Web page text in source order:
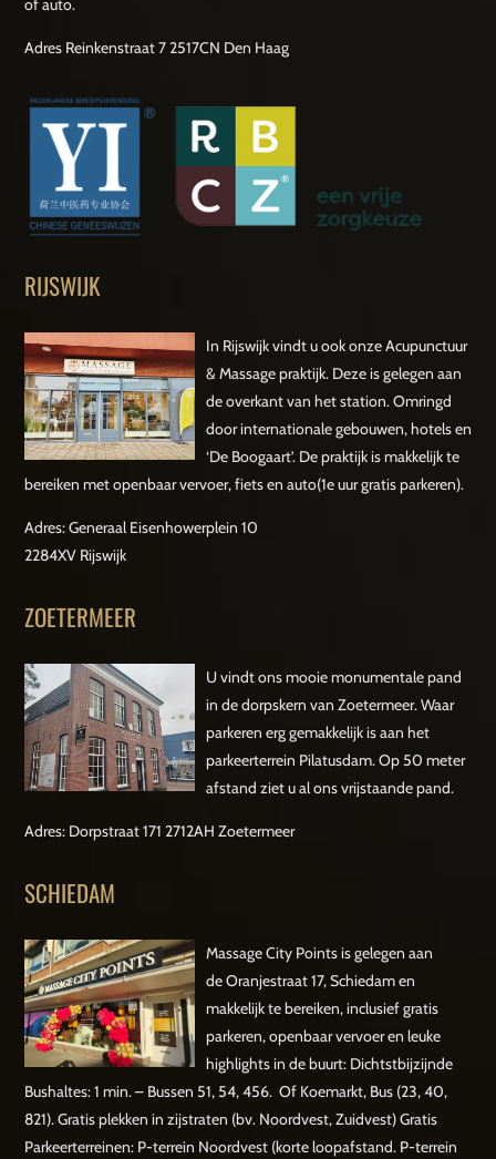
of auto.
Adres Reinkenstraat 7 2517CN Den Haag
RIJSWIJK
In Rijswijk vindt u ook onze Acupunctuur
& Massage praktijk. Deze is gelegen aan
de overkant van het station. Omringd
door internationale gebouwen, hotels en
‘De Boogaart’. De praktijk is makkelijk te
bereiken met openbaar vervoer, fiets en auto(1e uur gratis parkeren).
Adres: Generaal Eisenhowerplein 10
2284XV Rijswijk
ZOETERMEER
U vindt ons mooie monumentale pand
in de dorpskern van Zoetermeer. Waar
parkeren erg gemakkelijk is aan het
parkeerterrein Pilatusdam. Op 50 meter
afstand ziet u al ons vrijstaande pand.
Adres: Dorpstraat 171 2712AH Zoetermeer
SCHIEDAM
Massage City Points is gelegen aan
de Oranjestraat 17, Schiedam en
makkelijk te bereiken, inclusief gratis
parkeren, openbaar vervoer en leuke
highlights in de buurt: Dichtstbijzijnde
Bushaltes: 1 min. – Bussen 51, 54, 456. Of Koemarkt, Bus (23, 40,
821). Gratis plekken in zijstraten (bv. Noordvest, Zuidvest) Gratis
Parkeerterreinen: P-terrein Noordvest (korte loopafstand. P-terrein